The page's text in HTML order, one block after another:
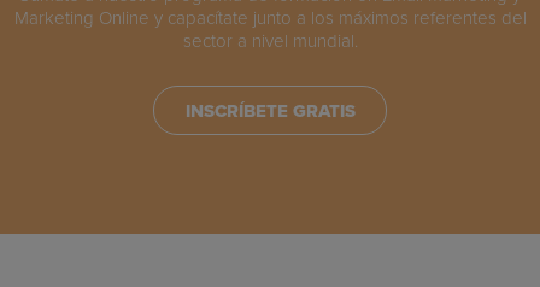
Marketing Online y capacítate junto a los máximos referentes del
sector a nivel mundial.
INSCRÍBETE GRATIS